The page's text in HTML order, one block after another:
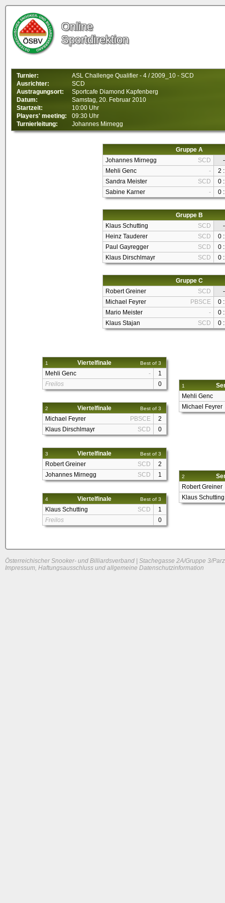
Online
Sportdirektion
Turnier:
ASL Challenge Qualifier - 4 / 2009_10 - SCD
Ausrichter:
SCD
Austragungsort:
Sportcafe Diamond Kapfenberg
Datum:
Samstag, 20. Februar 2010
Startzeit:
10:00 Uhr
Players' meeting:
09:30 Uhr
Turnierleitung:
Johannes Mirnegg
Gruppe A
Johannes Mirnegg
SCD
-
Mehli Genc
-
2
Sandra Meister
SCD
0
Sabine Karner
- 0
Gruppe B
Klaus Schutting
SCD
-
Heinz Tauderer
SCD
0
Paul Gayregger
SCD
0
Klaus Dirschlmayr
SCD 0
Gruppe C
Robert Greiner
SCD
-
Michael Feyrer
PBSCE
0
Mario Meister
-
0
Klaus Stajan
SCD 0
1 Viertelfinale Best of 3
Mehli Genc -
1
Freilos
0
2 Viertelfinale Best of 3
Michael Feyrer PBSCE
2
Klaus Dirschlmayr
SCD 0
3 Viertelfinale Best of 3
Robert Greiner SCD
2
Johannes Mirnegg
SCD 1
4 Viertelfinale Best of 3
Klaus Schutting SCD
1
Freilos
0
1
Mehli Genc
Michael Feyrer
2
Robert Greiner
Klaus Schutting
Österreichischer Snooker- und Billiardsverband | Stachegasse 2A/Gruppe 3/
Impressum, Haftungsausschluss und allgemeine Datenschutzinformation